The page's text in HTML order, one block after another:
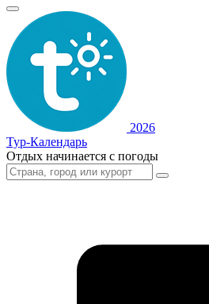
2026
Тур-Календарь
Отдых начинается с погоды